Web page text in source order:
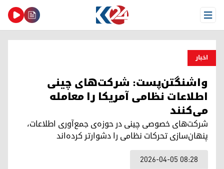
Open Menu
اخبار
واشنگتن‌پست: شرکت‌های چینی
اطلاعات نظامی آمریکا را معامله
می‌کنند
شرکت‌های خصوصی چینی در حوزه‌ی جمع‌آوری اطلاعات،
پنهان‌سازی تحرکات نظامی را دشوارتر کرده‌اند
2026-04-05 08:28